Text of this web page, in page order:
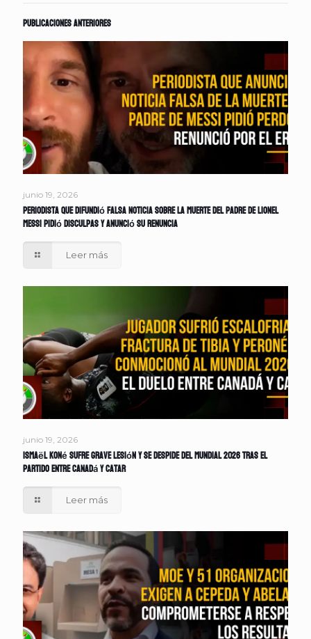
Publicaciones anteriores
junio 19, 2026
Periodista que difundió falsa noticia sobre la muerte del padre de Lionel
Messi pidió disculpas y anunció su renuncia
Leer más
junio 19, 2026
Ismaël Koné sufre grave lesión y se despide del Mundial 2026 tras el
partido entre Canadá y Catar
Leer más